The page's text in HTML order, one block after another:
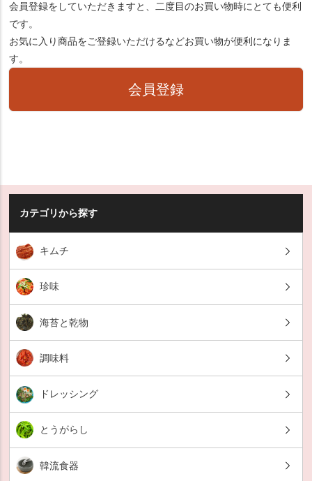
会員登録をしていただきますと、二度目のお買い物時にとても便利
です。
お気に入り商品をご登録いただけるなどお買い物が便利になりま
す。
会員登録
カテゴリから探す
キムチ
珍味
海苔と乾物
調味料
ドレッシング
とうがらし
韓流食器